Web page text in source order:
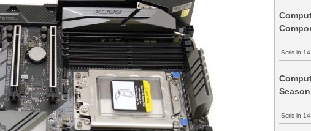
Scris in
Scris in